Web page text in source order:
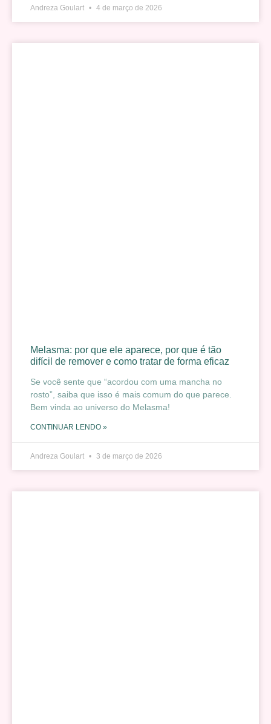
Andreza Goulart 4 de março de 2026
Melasma: por que ele aparece, por que é tão
difícil de remover e como tratar de forma eficaz
Se você sente que “acordou com uma mancha no
rosto”, saiba que isso é mais comum do que parece.
Bem vinda ao universo do Melasma!
CONTINUAR LENDO »
Andreza Goulart 3 de março de 2026